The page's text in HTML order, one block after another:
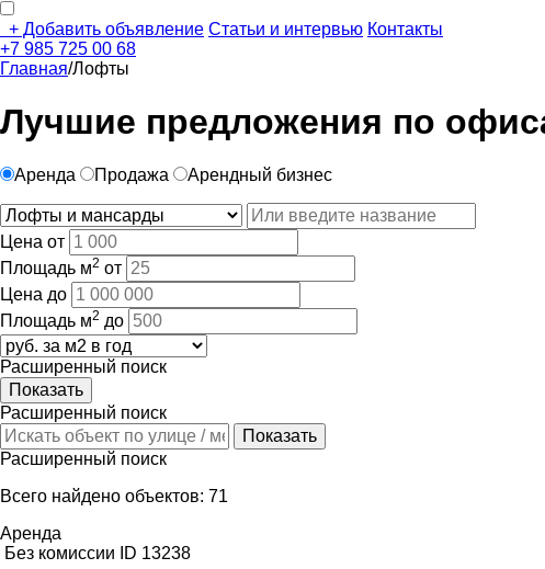
+ Добавить объявление Статьи и интервью Контакты
+7 985 725 00 68
Главная/Лофты
Лучшие предложения по
Аренда Продажа Арендный бизнес
Цена от
Площадь м2 от
Цена до
Площадь м2 до
Расширенный поиск
Расширенный поиск
Расширенный поиск
Всего найдено объектов: 71
Аренда
Без комиссии
ID 13238